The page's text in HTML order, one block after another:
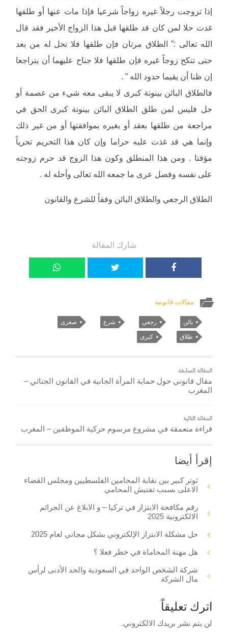
إذا تزوجت رجلاً غيره زواجاً شرعيا فإذا مات عنها أو طلقها
غدت حلا لمن كان قد طلقها قبل هذا الزواج الأخير فقد قال
الله تعالى :” الطلاق مرتان فإن طلقها فلا تحل له من بعد
حتى تنكح زوجاً غيره فإن طلقها فلا جناح عليهما أن يتراجعا
إن ظنا أن يقيما حدود الله ” .
فالطلاق البائن بينونة كبرى لا يبقى معه شيء من عصمة أو
حل فليس لمن طلق الطلاق البائن بينونة كبرى الحق في
مراجعة من طلقها بعقد أو بغيره بموافقتها أو من غير ذلك
وإنما هي قد غذت عليه حراما وإن كان هذا التحريم تحرياً
مؤقتا . ومن هذا المنطلق وكون هذا الزوج قد حرم زوجته
على نفسه وفصل عرى ما جمعه الله تعالى وأحله له .
الطلاق الرجعي والطلاق البائن وفقاً للشرع والقانون
شارك المقالة
مقالات قانونية
بائن رجعي شرع صغرى
طلاق كبرى
المقالة السابقة
مقال قانوني حول حماية المرأة الجانية في القانون الجنائي –
المغرب
المقالة التالية
قراءة متعمقة في مشروع مرسوم حركية الموظفين – المغرب
إقرأ أيضا
توتر كبير بين نقابة المحامين الفلسطيين ومجلس القضاء
الاعلى بسبب تفتيش المحامي
رقم مكافحة الابتزاز في تركيا – و الابلاغ عن الجرائم
الالكترونية 2025
حل مشكلة الابتزاز الإلكتروني بشكل مجاني لعام 2025
هل مهنة المحاماة في خطر فعلا ؟
شركة الشخص الواحد في السعودية والحد الأدنى لرأس
مال الشركة
اترك تعليقاً
لن يتم نشر بريدك الالكتروني.